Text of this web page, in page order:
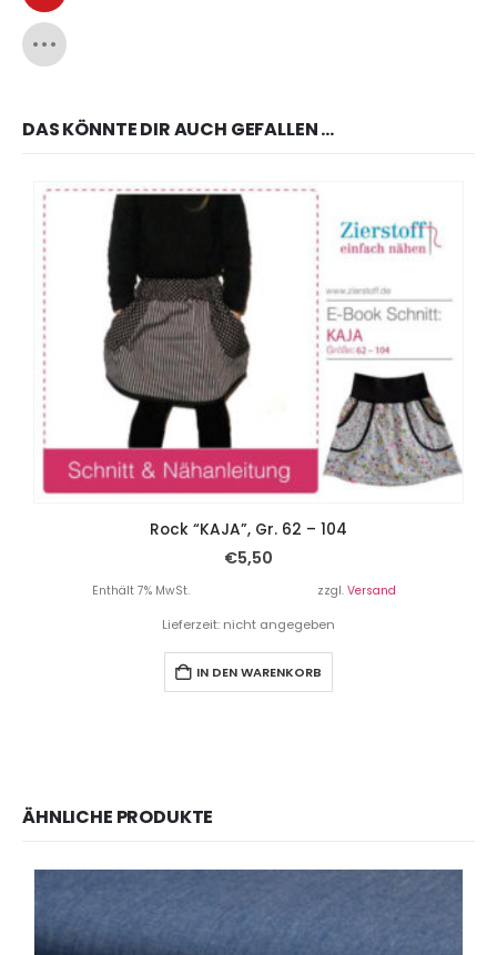
DAS KÖNNTE DIR AUCH GEFALLEN …
Rock “KAJA”, Gr. 62 – 104
€5,50
Enthält 7% MwSt. zzgl. Versand
Lieferzeit: nicht angegeben
IN DEN WARENKORB
ÄHNLICHE PRODUKTE